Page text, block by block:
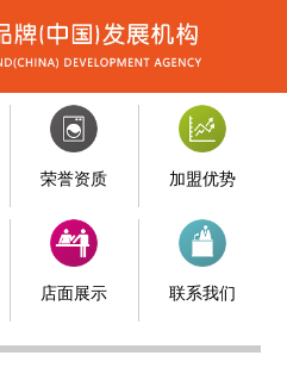
荣誉资质 加盟优势
店面展示 联系我们